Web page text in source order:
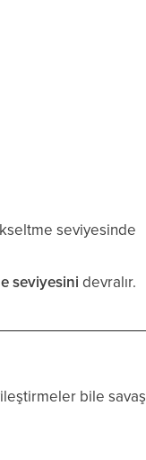
seviyesinde
seviyesini devralır.
bile savaş